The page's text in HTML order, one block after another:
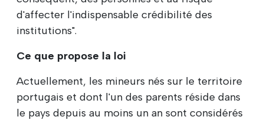
d'affecter l'indispensable crédibilité des
institutions".
Ce que propose la loi
Actuellement, les mineurs nés sur le territoire
portugais et dont l'un des parents réside dans
le pays depuis au moins un an sont considérés